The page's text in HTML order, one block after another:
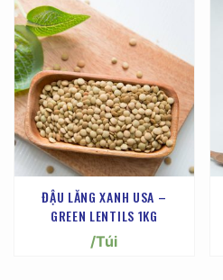
ĐẬU LĂNG XANH USA –
GREEN LENTILS 1KG
/Túi